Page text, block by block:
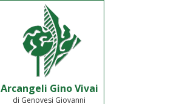
Arcangeli Gino Vivai
di Genovesi Giovanni